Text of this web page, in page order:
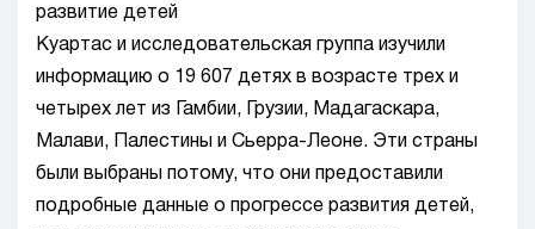
развитие детей
Куартас и исследовательская группа изучили
информацию о 19 607 детях в возрасте трех и
четырех лет из Гамбии, Грузии, Мадагаскара,
Малави, Палестины и Сьерра-Леоне. Эти страны
были выбраны потому, что они предоставили
подробные данные о прогрессе развития детей,